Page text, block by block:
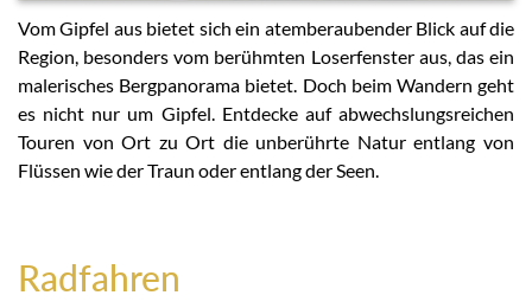
Vom Gipfel aus bietet sich ein atemberaubender Blick auf die
Region, besonders vom berühmten Loserfenster aus, das ein
malerisches Bergpanorama bietet. Doch beim Wandern geht
es nicht nur um Gipfel. Entdecke auf abwechslungsreichen
Touren von Ort zu Ort die unberührte Natur entlang von
Flüssen wie der Traun oder entlang der Seen.
Radfahren